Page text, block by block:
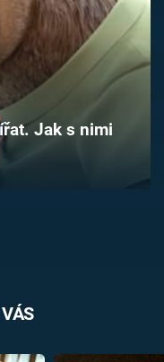
Jak s nimi